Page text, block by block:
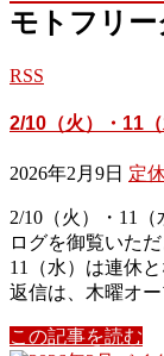
モトフリ
RSS
2/10（火）・11
2026年2月9日 定
2/10（火）・11
ログを御覧いた
11（水）は連休
返信は、木曜オ
この記事を読む